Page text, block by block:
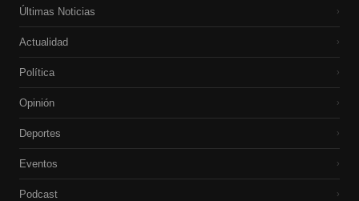
Últimas Noticias ›
Actualidad ›
Política ›
Opinión ›
Deportes ›
Eventos ›
Podcast ›